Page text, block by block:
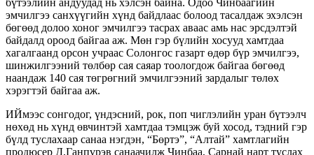
эмчилгээ санхүүгийн хүнд байдлаас болоод тасалдаж эхэлсэн
бөгөөд долоо хоног эмчилгээ тасрах аваас амь нас эрсдэлтэй
байдалд ороод байгаа аж. Мөн гэр бүлийн хосууд хамтдаа
хагалгаанд орсон учраас Солонгос газарт өдөр бүр эмчилгээ,
шинжилгээний төлбөр сая саяар тоологдож байгаа бөгөөд
наандаж 140 сая төгрөгний эмчилгээний зардалыг төлөх
хэрэгтэй байгаа аж.
ИЙмээс сонгодог, үндэсний, рок, поп чиглэлийн уран бүтээлч
нөхөд нь хүнд өвчинтэй хамтдаа тэмцэж буй хосод, тэдний гэр
бүлд туслахаар санаа нэгдэн, “Бөртэ”, “Алтай” хамтлагийн
продюсер Д.Ганпүрэв санаачилж Чинбаа, Сарнай нарт туслах